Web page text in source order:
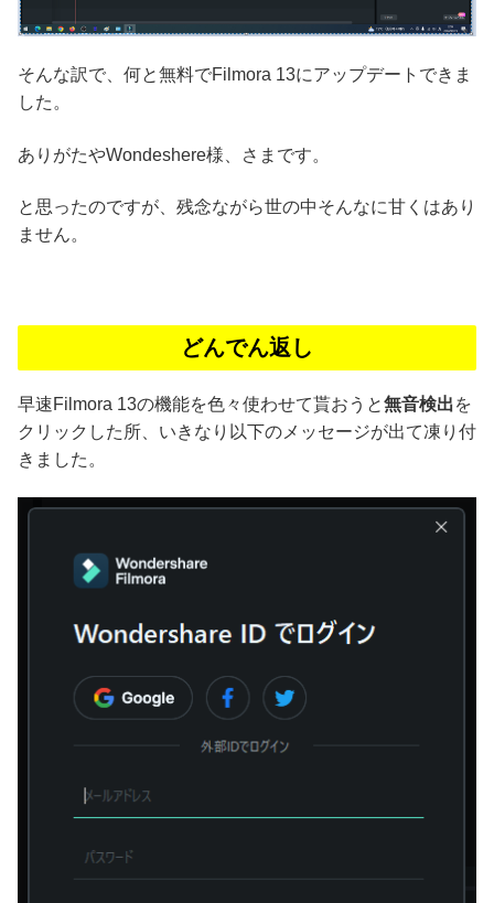
そんな訳で、何と無料でFilmora 13にアップデートできま
した。
ありがたやWondeshere様、さまです。
と思ったのですが、残念ながら世の中そんなに甘くはあり
ません。
どんでん返し
早速Filmora 13の機能を色々使わせて貰おうと無音検出を
クリックした所、いきなり以下のメッセージが出て凍り付
きました。